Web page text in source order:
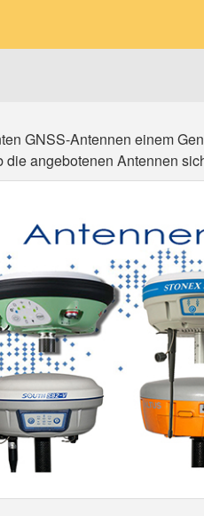
GNSS-Antennen einem
angebotenen Antennen